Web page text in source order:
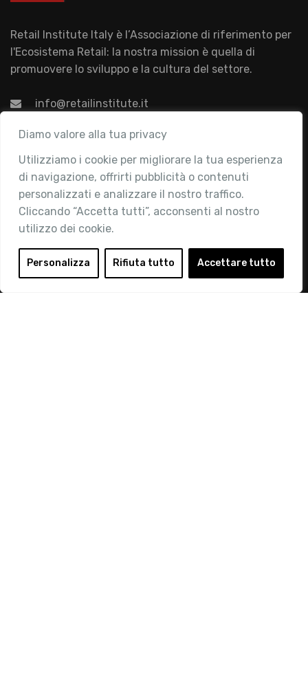
Diamo valore alla tua privacy
Utilizziamo i cookie per migliorare la tua esperienza
di navigazione, offrirti pubblicità o contenuti
personalizzati e analizzare il nostro traffico.
Cliccando “Accetta tutti”, acconsenti al nostro
utilizzo dei cookie.
Personalizza Rifiuta tutto Accettare tutto
Retail Institute Italy è l’Associazione di riferimento per
l'Ecosistema Retail: la nostra mission è quella di
promuovere lo sviluppo e la cultura del settore.
info@retailinstitute.it
Associazione
Chi siamo
Attività
Contatti
Area Riservata
Login
Diventa Socio